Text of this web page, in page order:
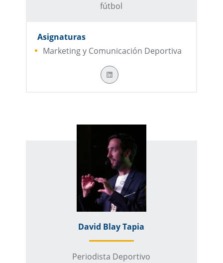
fútbol
Asignaturas
Marketing y Comunicación Deportiva
David Blay Tapia
Periodista Deportivo